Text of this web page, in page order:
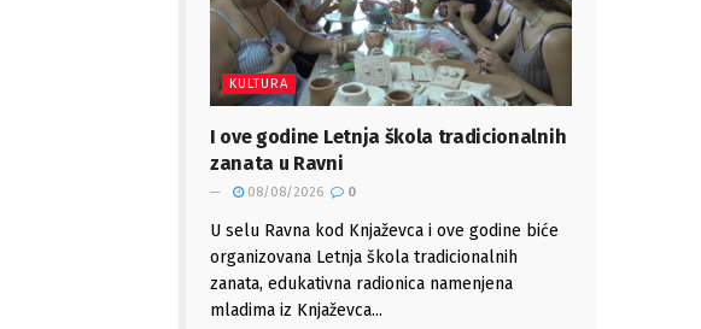
KULTURA
I ove godine Letnja škola tradicionalnih
zanata u Ravni
08/08/2026 0
U selu Ravna kod Knjaževca i ove godine biće
organizovana Letnja škola tradicionalnih
zanata, edukativna radionica namenjena
mladima iz Knjaževca...